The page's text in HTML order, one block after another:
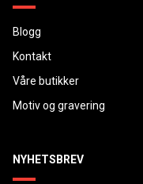
Blogg
Kontakt
Våre butikker
Motiv og gravering
NYHETSBREV